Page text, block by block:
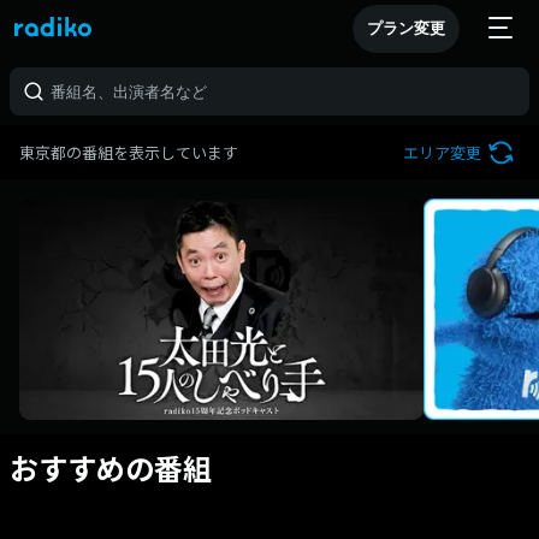
プラン変更
東京都の番組を表示しています エリア変更
おすすめの番組